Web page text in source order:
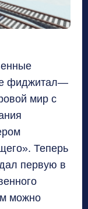
фиджитал—
мир с
. Теперь
первую в
можно